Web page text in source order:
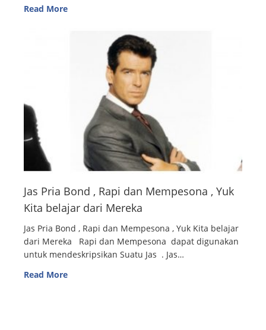
Read More
Jas Pria Bond , Rapi dan Mempesona , Yuk
Kita belajar dari Mereka
Jas Pria Bond , Rapi dan Mempesona , Yuk Kita belajar
dari Mereka Rapi dan Mempesona dapat digunakan
untuk mendeskripsikan Suatu Jas . Jas…
Read More